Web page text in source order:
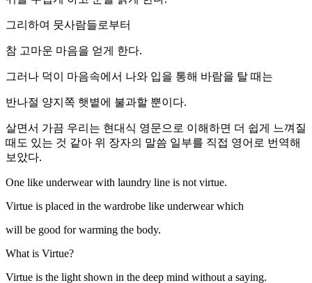
그리하여 뭇사람들로부터
참 고마운 마음을 얻게 한다.
그러나 덕이 마음속에서 나와 입을 통해 바람을 탈 때는
반나절 양지쪽 햇볕에 불과할 뿐이다.
살면서 가끔 우리는 현대식 영문으로 이해하면 더 쉽게 느껴질
때도 있는 것 같아 위 장자의 말씀 일부를 직접 영어로 번역해
보았다.
One like underwear with laundry line is not virtue.
Virtue is placed in the wardrobe like underwear which
will be good for warming the body.
What is Virtue?
Virtue is the light shown in the deep mind without a saying.